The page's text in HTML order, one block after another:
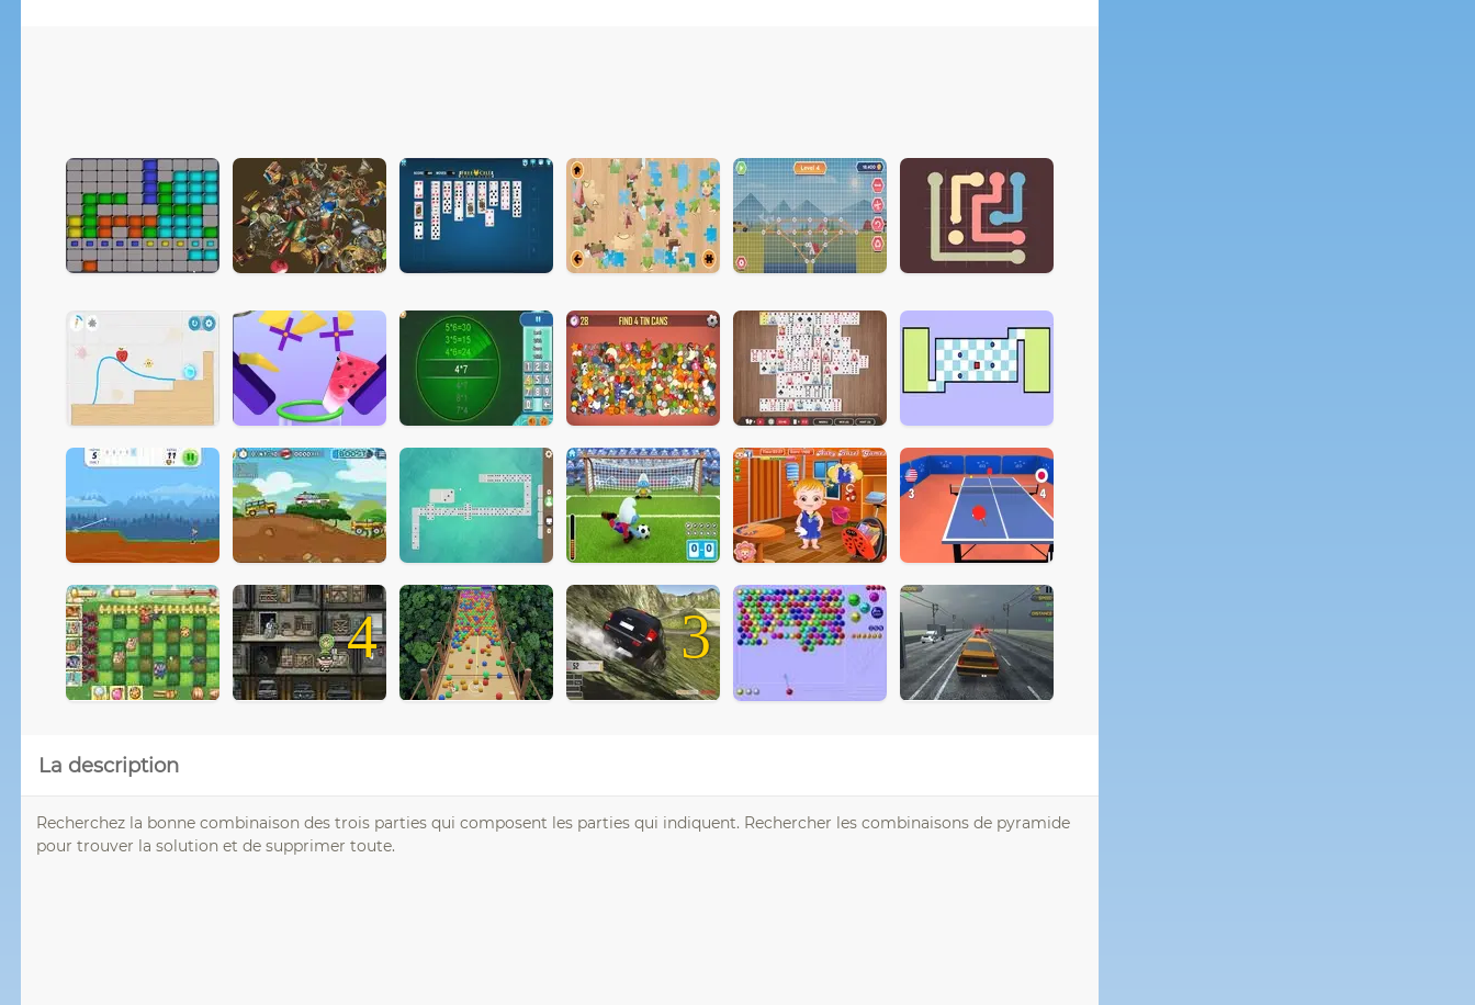
4 3
La description
Recherchez la bonne combinaison des trois parties qui composent les parties qui indiquent. Rechercher les combinaisons de pyramide
pour trouver la solution et de supprimer toute.